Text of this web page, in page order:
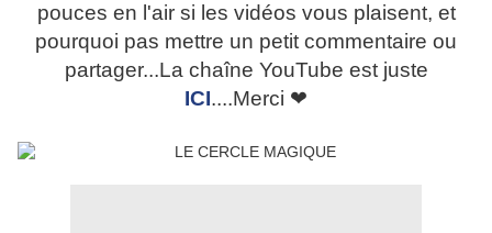
pouces en l'air si les vidéos vous plaisent, et
pourquoi pas mettre un petit commentaire ou
partager...La chaîne YouTube est juste
ICI....Merci ❤